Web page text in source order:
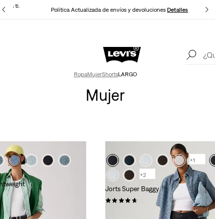
Política Actualizada de envíos y devolucionesDetalles
para ti.
Levi's App. Lo mejor de Levi's ®. A tu medida, especialmente para ti.
Detalles
RopaMujerShortsLARGO
Mujer
+1
+2
Jorts Super Baggy